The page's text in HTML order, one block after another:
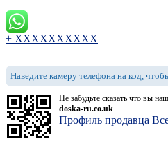
+ XXXXXXXXXX
Наведите камеру телефона на код,
Не забудьте сказать что вы
doska-ru.co.uk
Профиль продавца